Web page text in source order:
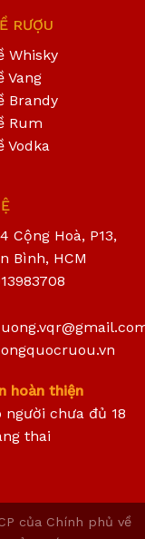
RƯỢU
Whisky
Vang
Brandy
Rum
Vodka
Cộng Hoà, P13,
Bình, HCM
hoàn thiện
chưa đủ 18
thai
của Chính phủ về